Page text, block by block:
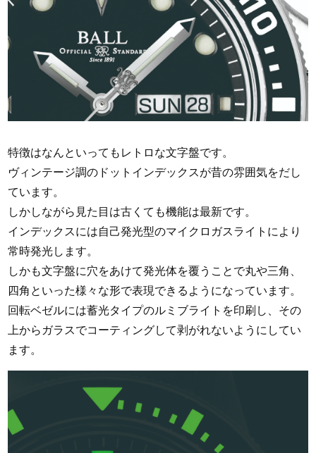
特徴はなんといってもレトロな文字盤です。
ヴィンテージ調のドットインデックスが昔の雰囲気をだし
ています。
しかしながら見た目は古くても機能は最新です。
インデックスには自己発光型のマイクロガスライトにより
常時発光します。
しかも文字盤に穴をあけて発光体を覆うことで丸や三角、
四角といった様々な形で表現できるようになっています。
回転ベゼルには蓄光タイプのルミブライトを印刷し、その
上からガラスでコーティングして剥がれないようにしてい
ます。